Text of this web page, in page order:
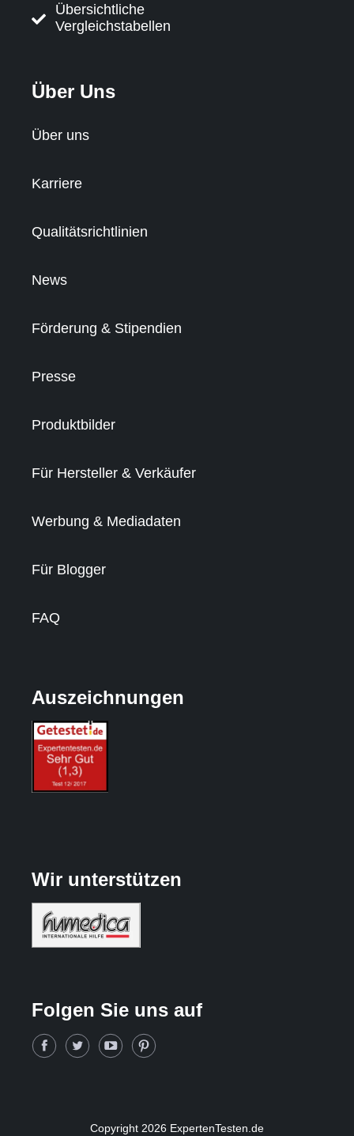
Übersichtliche
Vergleichstabellen
Über Uns
Über uns
Karriere
Qualitätsrichtlinien
News
Förderung & Stipendien
Presse
Produktbilder
Für Hersteller & Verkäufer
Werbung & Mediadaten
Für Blogger
FAQ
Auszeichnungen
Wir unterstützen
Folgen Sie uns auf
Copyright 2026 ExpertenTesten.de